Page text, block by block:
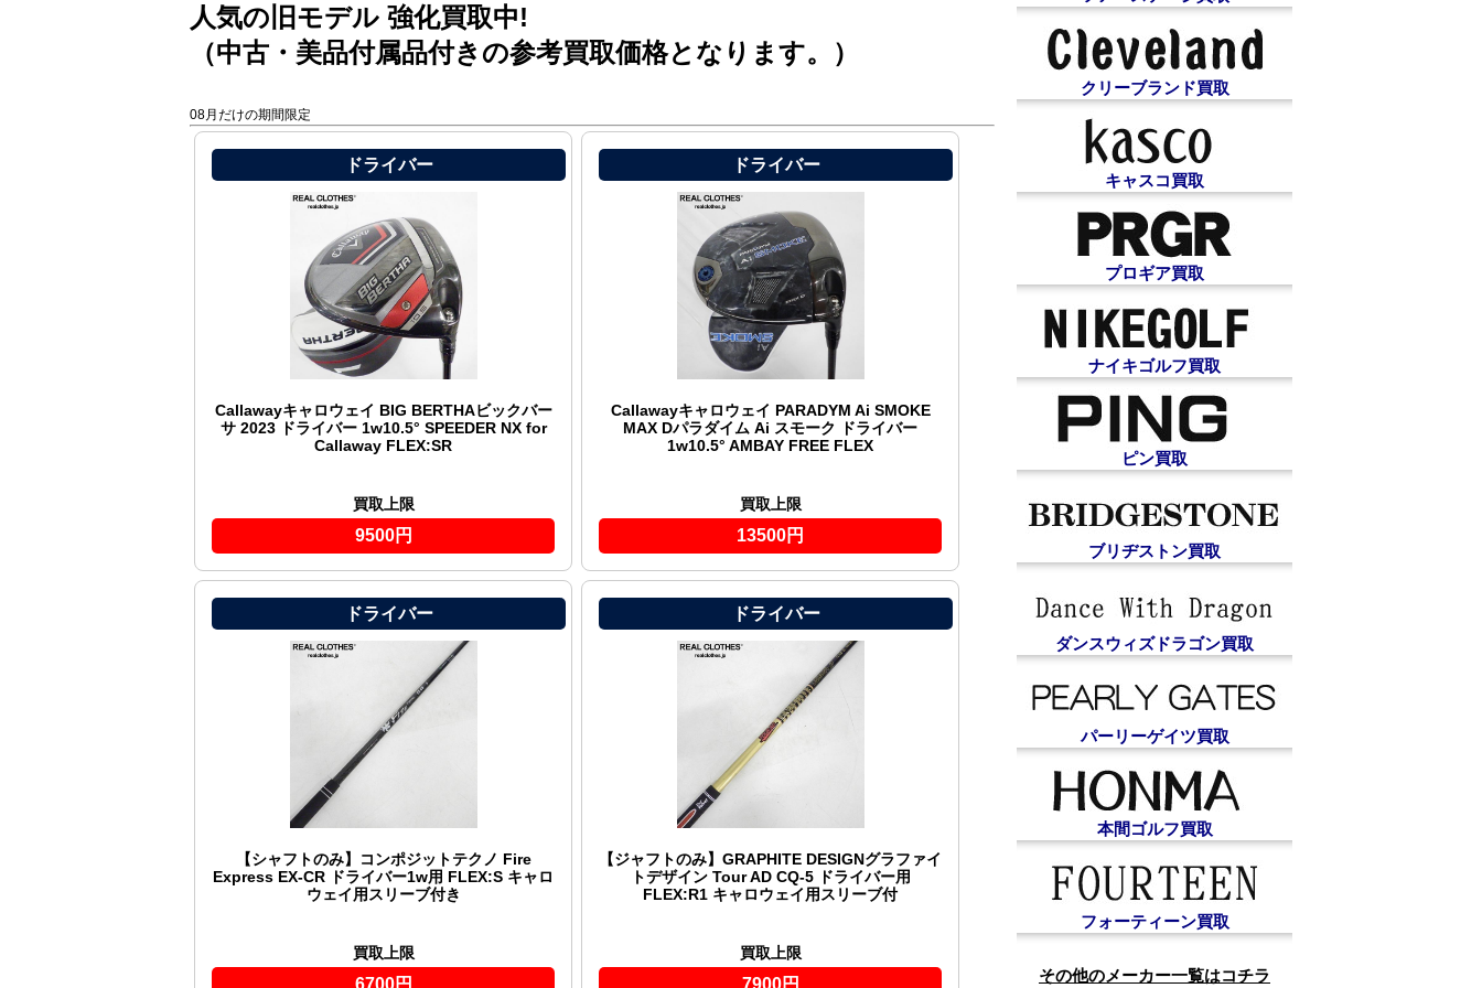
人気の旧モデル 強化買取中!
（中古・美品付属品付きの参考買取価格となります。）
08月だけの期間限定
ドライバー
Callawayキャロウェイ BIG BERTHAビックバー
サ 2023 ドライバー 1w10.5° SPEEDER NX for
Callaway FLEX:SR
買取上限
9500円
ドライバー
Callawayキャロウェイ PARADYM Ai SMOKE
MAX Dパラダイム Ai スモーク ドライバー
1w10.5° AMBAY FREE FLEX
買取上限
13500円
ドライバー
【シャフトのみ】コンポジットテクノ Fire
Express EX-CR ドライバー1w用 FLEX:S キャロ
ウェイ用スリーブ付き
買取上限
ドライバー
【ジャフトのみ】GRAPHITE DESIGNグラファイ
トデザイン Tour AD CQ-5 ドライバー用
FLEX:R1 キャロウェイ用スリーブ付
買取上限
クリーブランド買取
キャスコ買取
プロギア買取
ナイキゴルフ買取
ピン買取
ブリヂストン買取
ダンスウィズドラゴン買取
パーリーゲイツ買取
本間ゴルフ買取
フォーティーン買取
その他のメーカー一覧はコチラ